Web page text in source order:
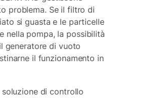
problema. Se il filtro di
si guasta e le particelle
nella pompa, la possibilità
generatore di vuoto
il funzionamento in
di controllo